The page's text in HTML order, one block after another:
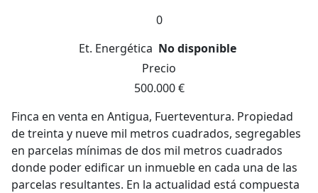
0
Et. Energética No disponible
Precio
500.000 €
Finca en venta en Antigua, Fuerteventura. Propiedad
de treinta y nueve mil metros cuadrados, segregables
en parcelas mínimas de dos mil metros cuadrados
donde poder edificar un inmueble en cada una de las
parcelas resultantes. En la actualidad está compuesta